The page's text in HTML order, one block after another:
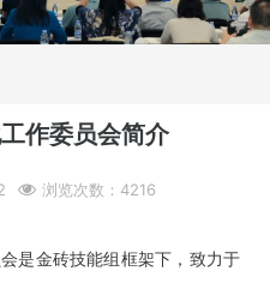
作委员会简介
浏览次数：4216
是金砖技能组框架下，致力于